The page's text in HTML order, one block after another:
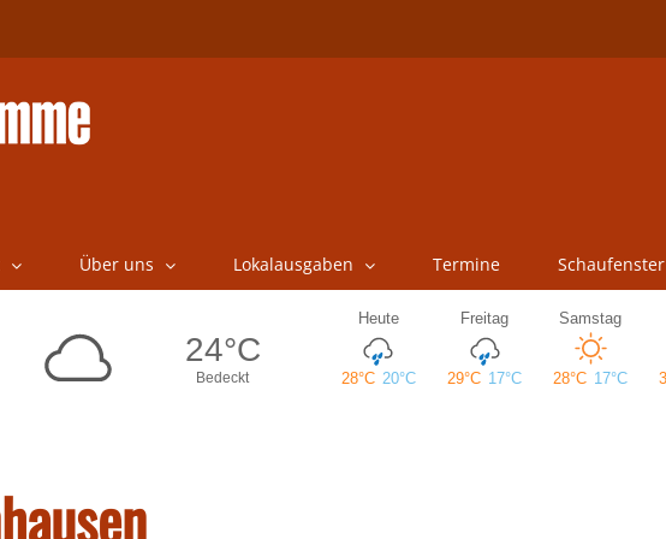
Über uns Lokalausgaben Termine Schaufenster